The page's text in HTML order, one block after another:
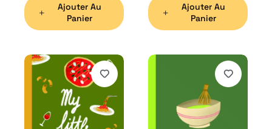
Ajouter Au
Panier
Ajouter Au
Panier